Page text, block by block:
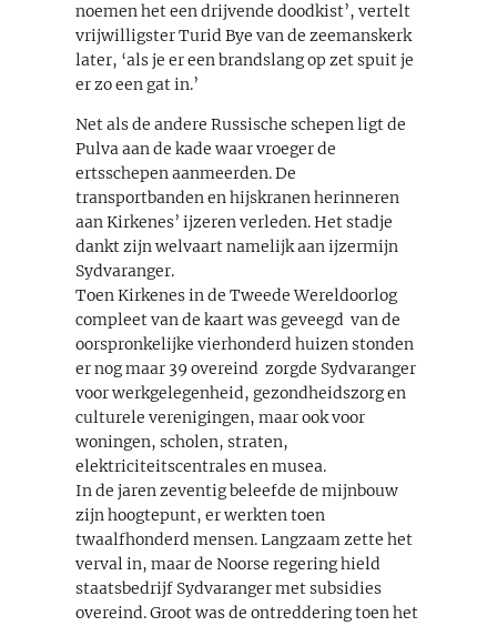
noemen het een drijvende doodkist’, vertelt
vrijwilligster Turid Bye van de zeemanskerk
later, ‘als je er een brandslang op zet spuit je
er zo een gat in.’
Net als de andere Russische schepen ligt de
Pulva aan de kade waar vroeger de
ertsschepen aanmeerden. De
transportbanden en hijskranen herinneren
aan Kirkenes’ ijzeren verleden. Het stadje
dankt zijn welvaart namelijk aan ijzermijn
Sydvaranger.
Toen Kirkenes in de Tweede Wereldoorlog
compleet van de kaart was geveegd ­ van de
oorspronkelijke vierhonderd huizen stonden
er nog maar 39 overeind ­ zorgde Sydvaranger
voor werkgelegenheid, gezondheidszorg en
culturele verenigingen, maar ook voor
woningen, scholen, straten,
elektriciteitscentrales en musea.
In de jaren zeventig beleefde de mijnbouw
zijn hoogtepunt, er werkten toen
twaalfhonderd mensen. Langzaam zette het
verval in, maar de Noorse regering hield
staatsbedrijf Sydvaranger met subsidies
overeind. Groot was de ontreddering toen het